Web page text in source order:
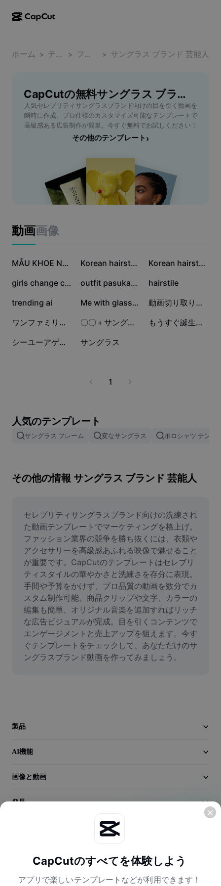
CapCutデスクトップ
CapCut Pad
CapCutモバイル
動画スタジオ
AI動画ジェネレーター
AI画像ジェネレーター
Dreamina Seedance 2.5
Nano Banana Pro
キャプションテンプレート
画像結合
画像サイズ変更
オンライン写真エディター
ミームジェネレーター
AI Text Remover
AI People Remover
AI Inpainting
Face Cutout
動画のトリミング
動画への字幕追加
動画コンバーター
動画エディター＆ジェネレーター
画像エディター＆ジェネレーター
音声ジェネレーター＆エディター
ユースケース
マーケティング
テンプレートのトレンドとヒント
その他
ソーシャルメディアのテンプレート
その他
カレンダーのテンプレート
アニバーサリーのテンプレート
エフェクトのテンプレート
産業のテンプレート
振り返りのテンプレート
取り組み
アフィリエイト
パイオニアプログラム
クリエイティブパートナープログラム
CapCutクリエイティブキャンパス
トラストセンター
ヘルプセンター
CapCutの利用規約について
Dreamina Seedance 2.0 Launch
ホーム > テンプレート > ファッション小物 > サングラス ブランド 芸能人
CapCutの無料サングラス ブランド 芸能人テンプレート
人気セレブリティサングラスブランド向けの目を引く動画を
瞬時に作成。プロ仕様のカスタマイズ可能なテンプレートで
高級感ある広告制作が簡単。今すぐ無料でお試しください！
その他のテンプレート ›
動画画像
23.6万 MẪU KHOE NY:)) 5.5万 Korean hairstyles ai 5.3万 Korean hairstyles
2.6万 girls change clothes 2.2万 outfit pasukan elite 8190
hairstile
5023
trending ai 2494 Me with glasses 1410 動画切り取りで雑誌風編集✨
698 ワンファミリー踊ってみた⚡️ 7 〇〇＋サングラス もうすぐ誕生日だぁ！
シーユーアゲイン 0
サングラス
1
人気のテンプレート
サングラス フレーム 変なサングラス ポロシャツ テンプ
その他の情報 サングラス ブランド 芸能人
セレブリティサングラスブランド向けの洗練され
た動画テンプレートでマーケティングを格上げ。
ファッション業界の競争を勝ち抜くには、衣類や
アクセサリーを高級感あふれる映像で魅せること
が重要です。CapCutのテンプレートはセレブリ
ティスタイルの華やかさと洗練さを存分に表現。
手間や予算をかけず、プロ品質の動画を数分でカ
スタム制作可能。商品クリップや文字、カラーの
編集も簡単、オリジナル音楽を追加すればリッチ
な広告ビジュアルが完成。目を引くコンテンツで
エンゲージメントと売上アップを狙えます。今す
ぐテンプレートをチェックして、あなただけのサ
ングラスブランド動画を作ってみましょう。
製品
AI機能
画像と動画
発見
CapCutのすべてを体験しよう
アプリで楽しいテンプレートなどが利用できます！